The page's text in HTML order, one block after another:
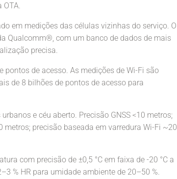
OTA.
em medições das células vizinhas do serviço. O
Qualcomm®, com um banco de dados de mais
precisa.
pontos de acesso. As medições de Wi-Fi são
de 8 bilhões de pontos de acesso para
e céu aberto. Precisão GNSS <10 metros;
precisão baseada em varredura Wi-Fi ~20
com precisão de ±0,5 °C em faixa de -20 °C a
% HR para umidade ambiente de 20–50 %.